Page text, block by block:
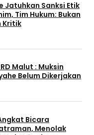
Jatuhkan Sanksi Etik
Tim Hukum: Bukan
Kritik
Malut : Muksin
Belum Dikerjakan
Bicara
Menolak